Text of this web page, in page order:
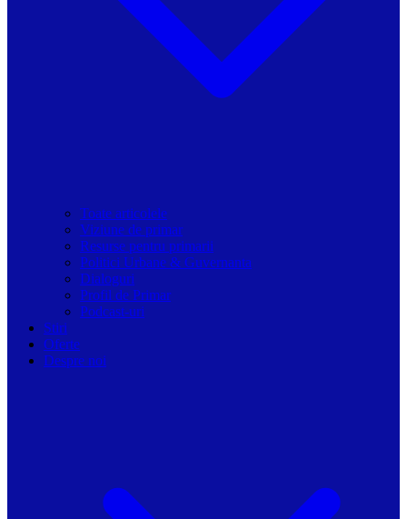
Toate articolele
Viziune de primar
Resurse pentru primarii
Politici Urbane & Guvernanta
Dialoguri
Profil de Primar
Podcast-uri
Stiri
Oferte
Despre noi